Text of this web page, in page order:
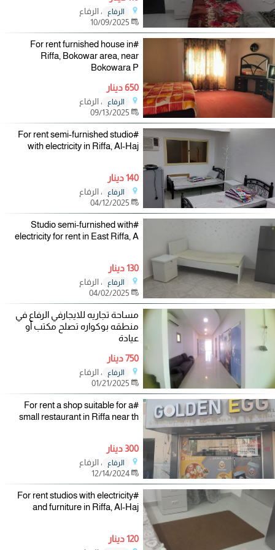
الرفاع
، الرفاع
#For rent furnished house in
Riffa, Bokowar area, near
Bokowara P
650 دينار
الرفاع
، الرفاع
#For rent semi-furnished studio
with electricity in Riffa, Al-Haj
140 دينار
الرفاع
، الرفاع
#Studio semi-furnished with
electricity for rent in East Riffa, A
130 دينار
الرفاع
، الرفاع
مساحة تجاريه للايجارفي الرفاع في
منطقه بوكواره تصلح مكتب أو
عيادة
750 دينار
الرفاع
، الرفاع
#For rent a shop suitable for a
small restaurant in Riffa near th
300 دينار
الرفاع
، الرفاع
12/14/2024
#For rent studios with electricity
and furniture in Riffa, Al-Haj
120 دينار